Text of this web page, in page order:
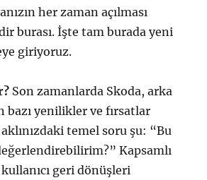
her zaman açılması
burası. İşte tam burada yeni
giriyoruz.
Son zamanlarda Skoda, arka
bazı yenilikler ve fırsatlar
temel soru şu: “Bu
Kapsamlı
geri dönüşleri